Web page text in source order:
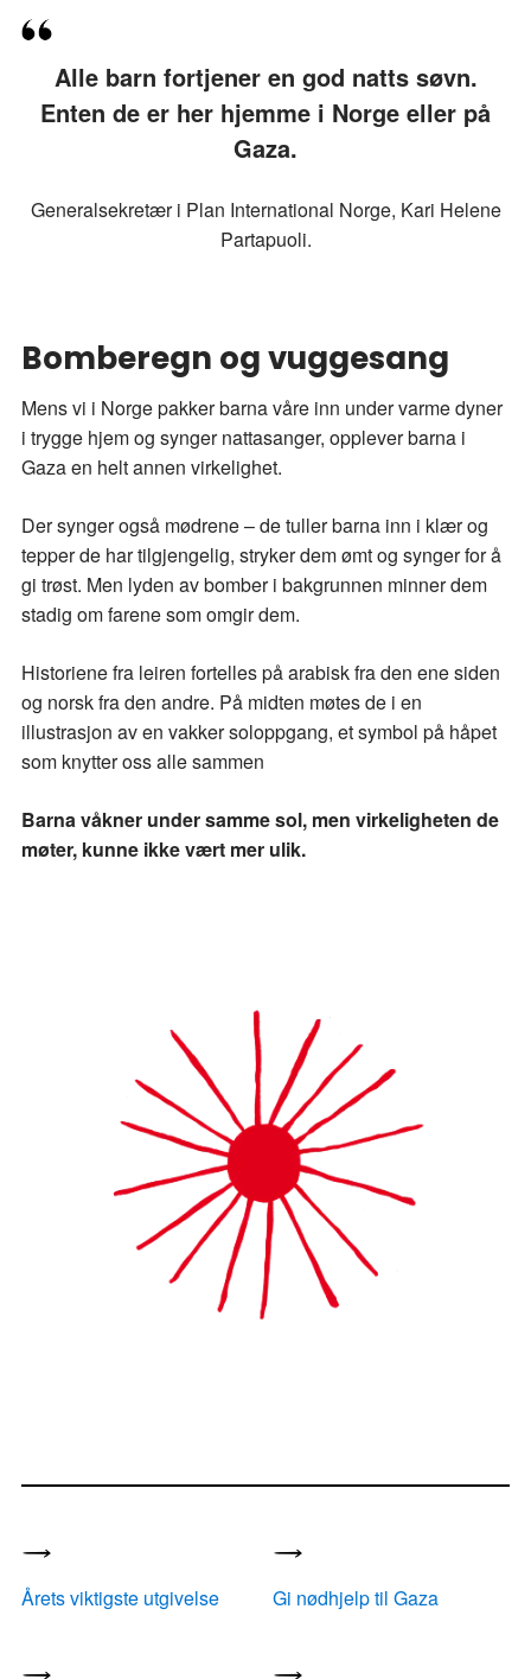
Alle barn fortjener en god natts søvn.
Enten de er her hjemme i Norge eller på
Gaza.
Generalsekretær i Plan International Norge, Kari Helene
Partapuoli.
Bomberegn og vuggesang
Mens vi i Norge pakker barna våre inn under varme dyner
i trygge hjem og synger nattasanger, opplever barna i
Gaza en helt annen virkelighet.
Der synger også mødrene – de tuller barna inn i klær og
tepper de har tilgjengelig, stryker dem ømt og synger for å
gi trøst. Men lyden av bomber i bakgrunnen minner dem
stadig om farene som omgir dem.
Historiene fra leiren fortelles på arabisk fra den ene siden
og norsk fra den andre. På midten møtes de i en
illustrasjon av en vakker soloppgang, et symbol på håpet
som knytter oss alle sammen
Barna våkner under samme sol, men virkeligheten de
møter, kunne ikke vært mer ulik.
Årets viktigste utgivelse Gi nødhjelp til Gaza